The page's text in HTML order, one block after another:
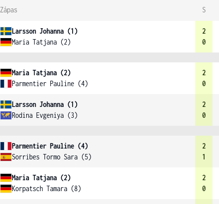
Zápas S
Larsson Johanna (1)
Maria Tatjana (2)
2
0
Maria Tatjana (2)
Parmentier Pauline (4)
2
0
Larsson Johanna (1)
Rodina Evgeniya (3)
2
0
Parmentier Pauline (4)
Sorribes Tormo Sara (5)
2
1
Maria Tatjana (2)
Korpatsch Tamara (8)
2
0